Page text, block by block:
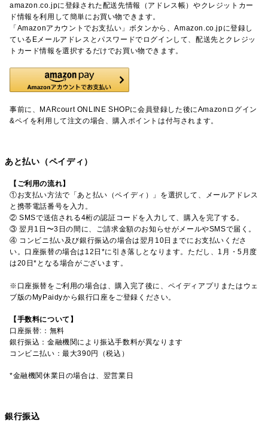
amazon.co.jpに登録された配送先情報（アドレス帳）やクレジットカー
ド情報を利用して簡単にお買い物できます。
「Amazonアカウントでお支払い」ボタンから、Amazon.co.jpに登録し
ているEメールアドレスとパスワードでログインして、配送先とクレジッ
トカード情報を選択するだけでお買い物できます。
事前に、MARcourt ONLINE SHOPに会員登録した後にAmazonログイン
&ペイを利用して注文の場合、購入ポイントは付与されます。
あと払い（ペイディ）
【ご利用の流れ】
①お支払い方法で「あと払い（ペイディ）」を選択して、メールアドレス
と携帯電話番号を入力。
② SMSで送信される4桁の認証コードを入力して、購入を完了する。
③ 翌月1日〜3日の間に、ご請求金額のお知らせがメールやSMSで届く。
④ コンビニ払い及び銀行振込の場合は翌月10日までにお支払いくださ
い。口座振替の場合は12日*に引き落しとなります。ただし、1月・5月度
は20日*となる場合がございます。
※口座振替をご利用の場合は、購入完了後に、ペイディアプリまたはウェ
ブ版のMyPaidyから銀行口座をご登録ください。
【手数料について】
口座振替:：無料
銀行振込：金融機関により振込手数料が異なります
コンビニ払い：最大390円（税込）
*金融機関休業日の場合は、翌営業日
銀行振込